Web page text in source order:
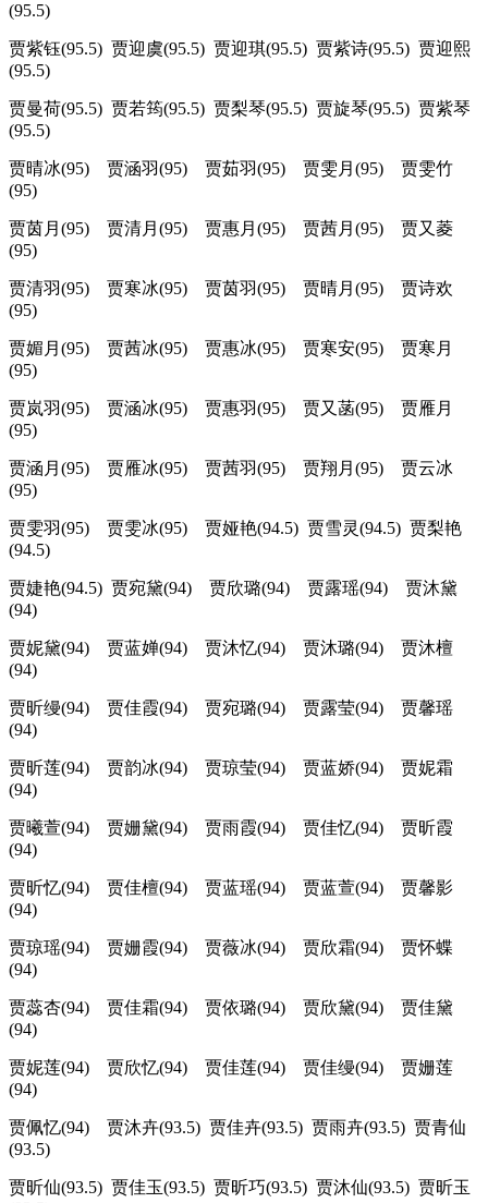
(95.5)
贾紫钰(95.5) 贾迎虞(95.5) 贾迎琪(95.5) 贾紫诗(95.5) 贾迎熙
(95.5)
贾曼荷(95.5) 贾若筠(95.5) 贾梨琴(95.5) 贾旋琴(95.5) 贾紫琴
(95.5)
贾晴冰(95) 贾涵羽(95) 贾茹羽(95) 贾雯月(95) 贾雯竹
(95)
贾茵月(95) 贾清月(95) 贾惠月(95) 贾茜月(95) 贾又菱
(95)
贾清羽(95) 贾寒冰(95) 贾茵羽(95) 贾晴月(95) 贾诗欢
(95)
贾媚月(95) 贾茜冰(95) 贾惠冰(95) 贾寒安(95) 贾寒月
(95)
贾岚羽(95) 贾涵冰(95) 贾惠羽(95) 贾又菡(95) 贾雁月
(95)
贾涵月(95) 贾雁冰(95) 贾茜羽(95) 贾翔月(95) 贾云冰
(95)
贾雯羽(95) 贾雯冰(95) 贾娅艳(94.5) 贾雪灵(94.5) 贾梨艳
(94.5)
贾婕艳(94.5) 贾宛黛(94) 贾欣璐(94) 贾露瑶(94) 贾沐黛
(94)
贾妮黛(94) 贾蓝婵(94) 贾沐忆(94) 贾沐璐(94) 贾沐檀
(94)
贾昕缦(94) 贾佳霞(94) 贾宛璐(94) 贾露莹(94) 贾馨瑶
(94)
贾昕莲(94) 贾韵冰(94) 贾琼莹(94) 贾蓝娇(94) 贾妮霜
(94)
贾曦萱(94) 贾姗黛(94) 贾雨霞(94) 贾佳忆(94) 贾昕霞
(94)
贾昕忆(94) 贾佳檀(94) 贾蓝瑶(94) 贾蓝萱(94) 贾馨影
(94)
贾琼瑶(94) 贾姗霞(94) 贾薇冰(94) 贾欣霜(94) 贾怀蝶
(94)
贾蕊杏(94) 贾佳霜(94) 贾依璐(94) 贾欣黛(94) 贾佳黛
(94)
贾妮莲(94) 贾欣忆(94) 贾佳莲(94) 贾佳缦(94) 贾姗莲
(94)
贾佩忆(94) 贾沐卉(93.5) 贾佳卉(93.5) 贾雨卉(93.5) 贾青仙
(93.5)
贾昕仙(93.5) 贾佳玉(93.5) 贾昕巧(93.5) 贾沐仙(93.5) 贾昕玉